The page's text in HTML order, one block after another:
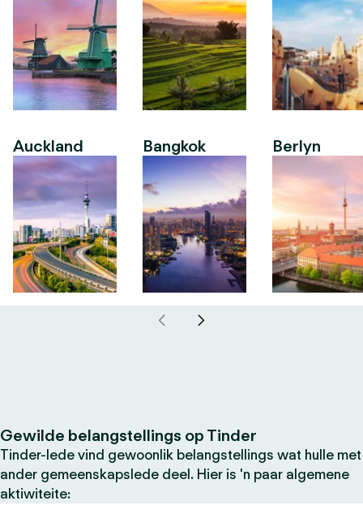
Auckland Bangkok Berlyn
Gewilde belangstellings op Tinder
Tinder-lede vind gewoonlik belangstellings wat hulle met
ander gemeenskapslede deel. Hier is 'n paar algemene
aktiwiteite: